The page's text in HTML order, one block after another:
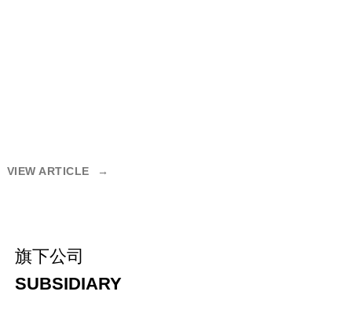
VIEW ARTICLE →
旗下公司
SUBSIDIARY